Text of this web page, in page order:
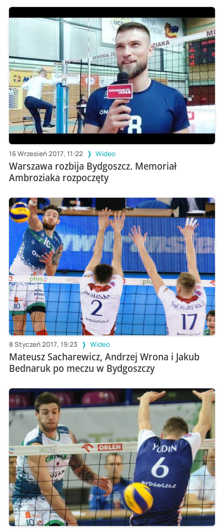
16 Wrzesień 2017, 11:22 Wideo
Warszawa rozbija Bydgoszcz. Memoriał
Ambroziaka rozpoczęty
8 Styczeń 2017, 19:23 Wideo
Mateusz Sacharewicz, Andrzej Wrona i Jakub
Bednaruk po meczu w Bydgoszczy